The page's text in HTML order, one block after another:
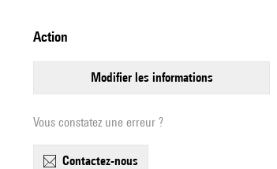
action
modifier les informations
Vous constatez une erreur ?
contactez-nous